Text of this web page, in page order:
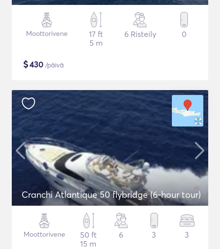
Moottorivene
17 ft
5 m
6 Risteily 0
$430 /päivä
Cranchi Atlantique 50 flybridge (6-hour tour)
Moottorivene
50 ft
15 m
6 3 3